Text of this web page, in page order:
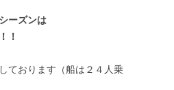
ーズンは
！
ております（船は２４人乗